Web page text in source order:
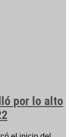
por lo alto